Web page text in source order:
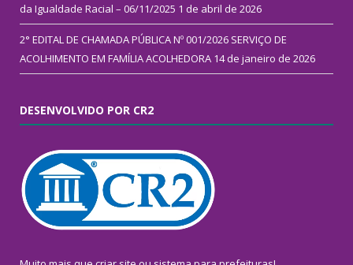
da Igualdade Racial – 06/11/2025 1 de abril de 2026
2° EDITAL DE CHAMADA PÚBLICA Nº 001/2026 SERVIÇO DE
ACOLHIMENTO EM FAMÍLIA ACOLHEDORA 14 de janeiro de 2026
DESENVOLVIDO POR CR2